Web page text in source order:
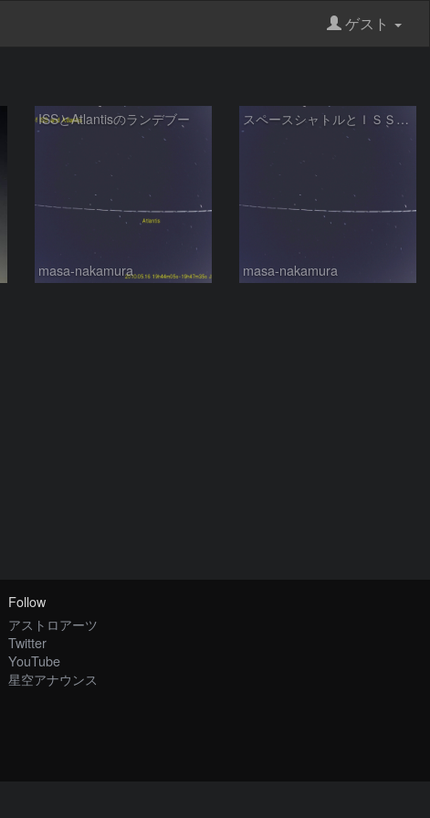
ゲスト
ISSとAtlantisのランデブー
masa-nakamura
スペースシャトルとＩＳＳのランデブー
masa-nakamura
Follow
アストロアーツ
Twitter
YouTube
星空アナウンス